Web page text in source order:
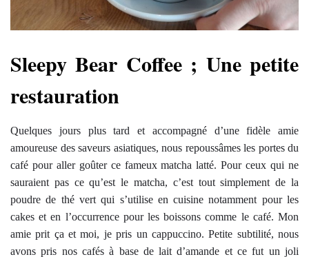
Sleepy Bear Coffee ; Une petite
restauration
Quelques jours plus tard et accompagné d’une fidèle amie
amoureuse des saveurs asiatiques, nous repoussâmes les portes du
café pour aller goûter ce fameux matcha latté. Pour ceux qui ne
sauraient pas ce qu’est le matcha, c’est tout simplement de la
poudre de thé vert qui s’utilise en cuisine notamment pour les
cakes et en l’occurrence pour les boissons comme le café. Mon
amie prit ça et moi, je pris un cappuccino. Petite subtilité, nous
avons pris nos cafés à base de lait d’amande et ce fut un joli